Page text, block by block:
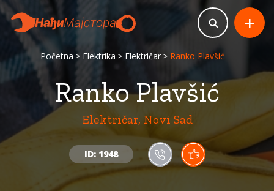
Početna Elektrika Električar Ranko Plavšić
Ranko Plavšić
Električar, Novi Sad
ID: 1948
+